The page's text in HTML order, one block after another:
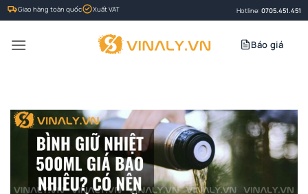
Bỏ
qua
nội
Giao hàng toàn quốc Xuất VAT Hotline: 0705.451.451
Báo giá